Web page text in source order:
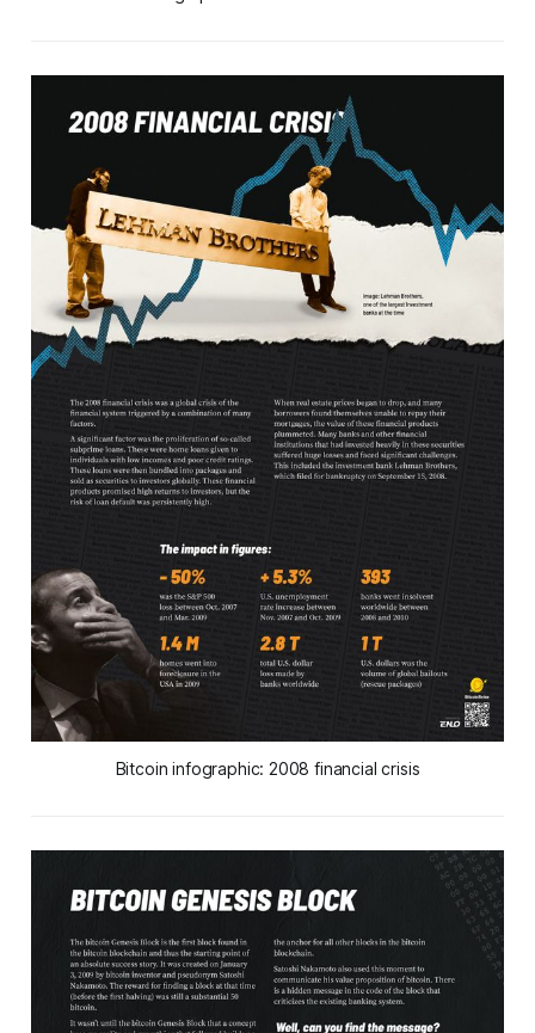
Bitcoin infographic: 2008 financial crisis